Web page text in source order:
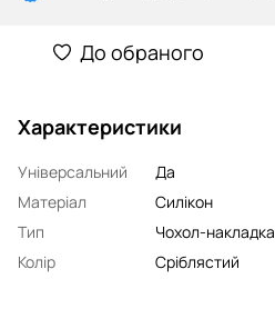
До обраного
Характеристики
Універсальний
Да
Матеріал
Силікон
Тип
Чохол-накладка
Колір
Сріблястий